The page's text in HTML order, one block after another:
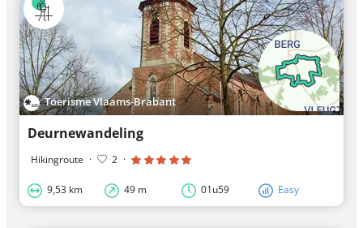
Toerisme Vlaams-Brabant
Deurnewandeling
Hikingroute · 2 ·
9,53 km 49 m 01u59 Easy